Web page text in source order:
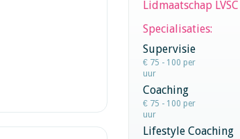
Lidmaatschap LVSC
Specialisaties:
Supervisie
€ 75 - 100 per
uur
Coaching
€ 75 - 100 per
uur
Lifestyle Coaching